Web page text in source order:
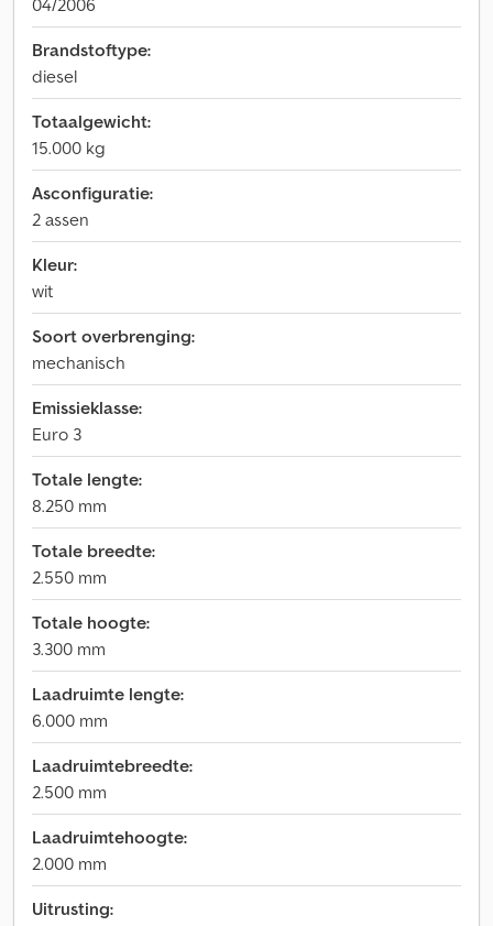
04/2006
Brandstoftype:
diesel
Totaalgewicht:
15.000 kg
Asconfiguratie:
2 assen
Kleur:
wit
Soort overbrenging:
mechanisch
Emissieklasse:
Euro 3
Totale lengte:
8.250 mm
Totale breedte:
2.550 mm
Totale hoogte:
3.300 mm
Laadruimte lengte:
6.000 mm
Laadruimtebreedte:
2.500 mm
Laadruimtehoogte:
2.000 mm
Uitrusting: